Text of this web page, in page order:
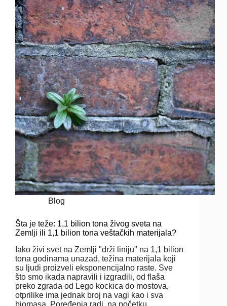
Blog
Šta je teže: 1,1 bilion tona živog sveta na
Zemlji ili 1,1 bilion tona veštačkih materijala?
Iako živi svet na Zemlji "drži liniju" na 1,1 bilion
tona godinama unazad, težina materijala koji
su ljudi proizveli eksponencijalno raste. Sve
što smo ikada napravili i izgradili, od flaša
preko zgrada od Lego kockica do mostova,
otprilike ima jednak broj na vagi kao i sva
biomasa. Poređenja radi, na početku